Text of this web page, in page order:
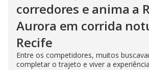
corredores e anima a
Aurora em corrida
Recife
Entre os competidores, muitos
completar o trajeto e viver a